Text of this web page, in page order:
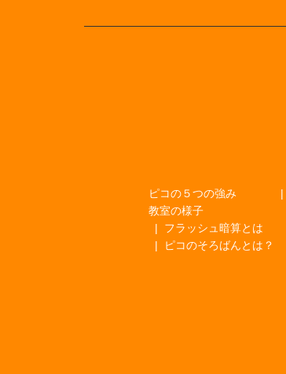
ピコの５つの強み
教室の様子
フラッシュ暗算とは
ピコのそろばんとは？